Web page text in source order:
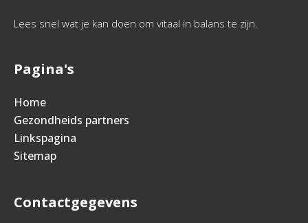
Lees snel wat je kan doen om vitaal in balans te zijn.
Pagina's
Home
Gezondheids partners
Linkspagina
Sitemap
Contactgegevens